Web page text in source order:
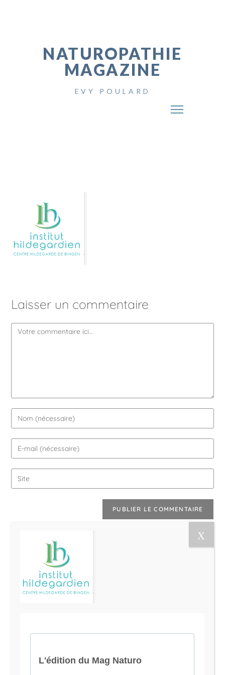
NATUROPATHIE
MAGAZINE
EVY POULARD
Laisser un commentaire
Le Magazine Naturo
Je suis Evy, Naturopathe spécialisée dans
l’accompagnement des femmes en préménopause et
ménopause